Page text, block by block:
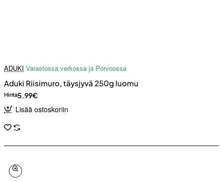
ADUKI Varastossa verkossa ja Porvoossa
Aduki Riisimuro, täysjyvä 250g luomu
Hinta5.99€
Lisää ostoskoriin